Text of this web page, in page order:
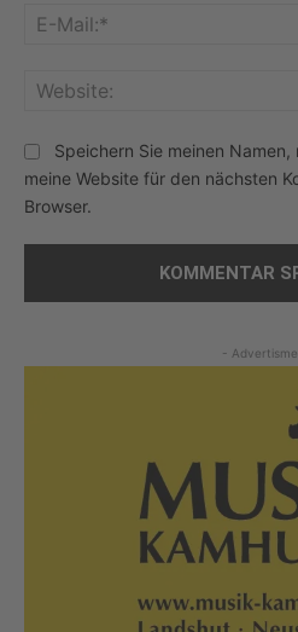
Speichern Sie meinen
meine Website für den nächsten
Browser.
-